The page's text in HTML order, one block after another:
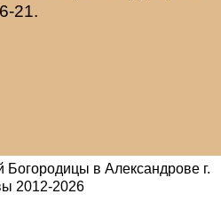
21.
в Александрове г.
2012-2026